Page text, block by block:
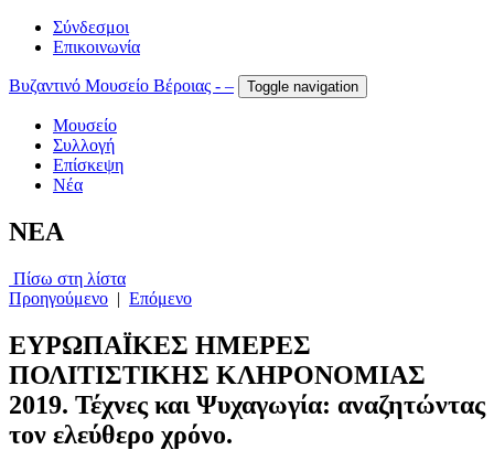
Σύνδεσμοι
Επικοινωνία
Βυζαντινό Μουσείο Βέροιας - – Toggle navigation
Μουσείο
Συλλογή
Επίσκεψη
Νέα
NEA
Πίσω στη λίστα
Προηγούμενο | Επόμενο
ΕΥΡΩΠΑΪΚΕΣ ΗΜΕΡΕΣ
ΠΟΛΙΤΙΣΤΙΚΗΣ ΚΛΗΡΟΝΟΜΙΑΣ
2019. Τέχνες και Ψυχαγωγία: αναζητώντας
τον ελεύθερο χρόνο.